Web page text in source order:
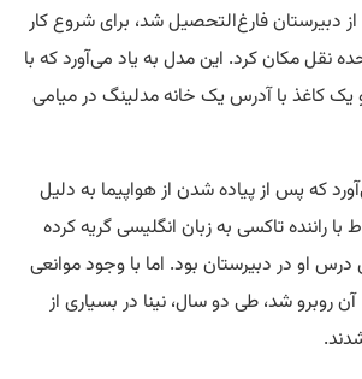
از دبیرستان فارغ‌التحصیل شد، برای شروع کار
نقل مکان کرد. این مدل به یاد می‌آورد که با
نقد و یک کاغذ با آدرس یک خانه مدلینگ در میامی
که پس از پیاده شدن از هواپیما به دلیل
با راننده تاکسی به زبان انگلیسی گریه کرده
درس او در دبیرستان بود. اما با وجود موانعی
آن روبرو شد، طی دو سال، نینا در بسیاری از